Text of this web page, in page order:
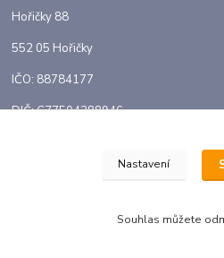
Hořičky 88
552 05 Hořičky
IČO: 88784177
DIČ: CZ7504288946
Nastavení
Souhlas můžete